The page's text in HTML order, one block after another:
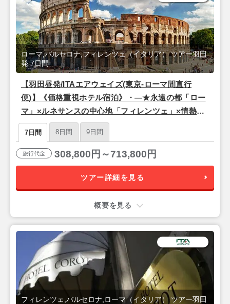
【羽田昼発/ITAエアウェイズ(東京-ローマ間直行
便)】《価格重視ホテル宿泊》・―★永遠の都「ロー
マ」×ルネサンスの中心地「フィレンツェ」×情熱の
街「バルセロナ」★―・7日間
ローマ,バルセロナ,フィレンツェ（イタリア） ツアー羽田
発 7日間
7日間 8日間 9日間
旅行代金 308,800円～713,800円
ツアー詳細を見る
概要を見る
フィレンツェ,バルセロナ,ローマ（イタリア） ツアー羽田